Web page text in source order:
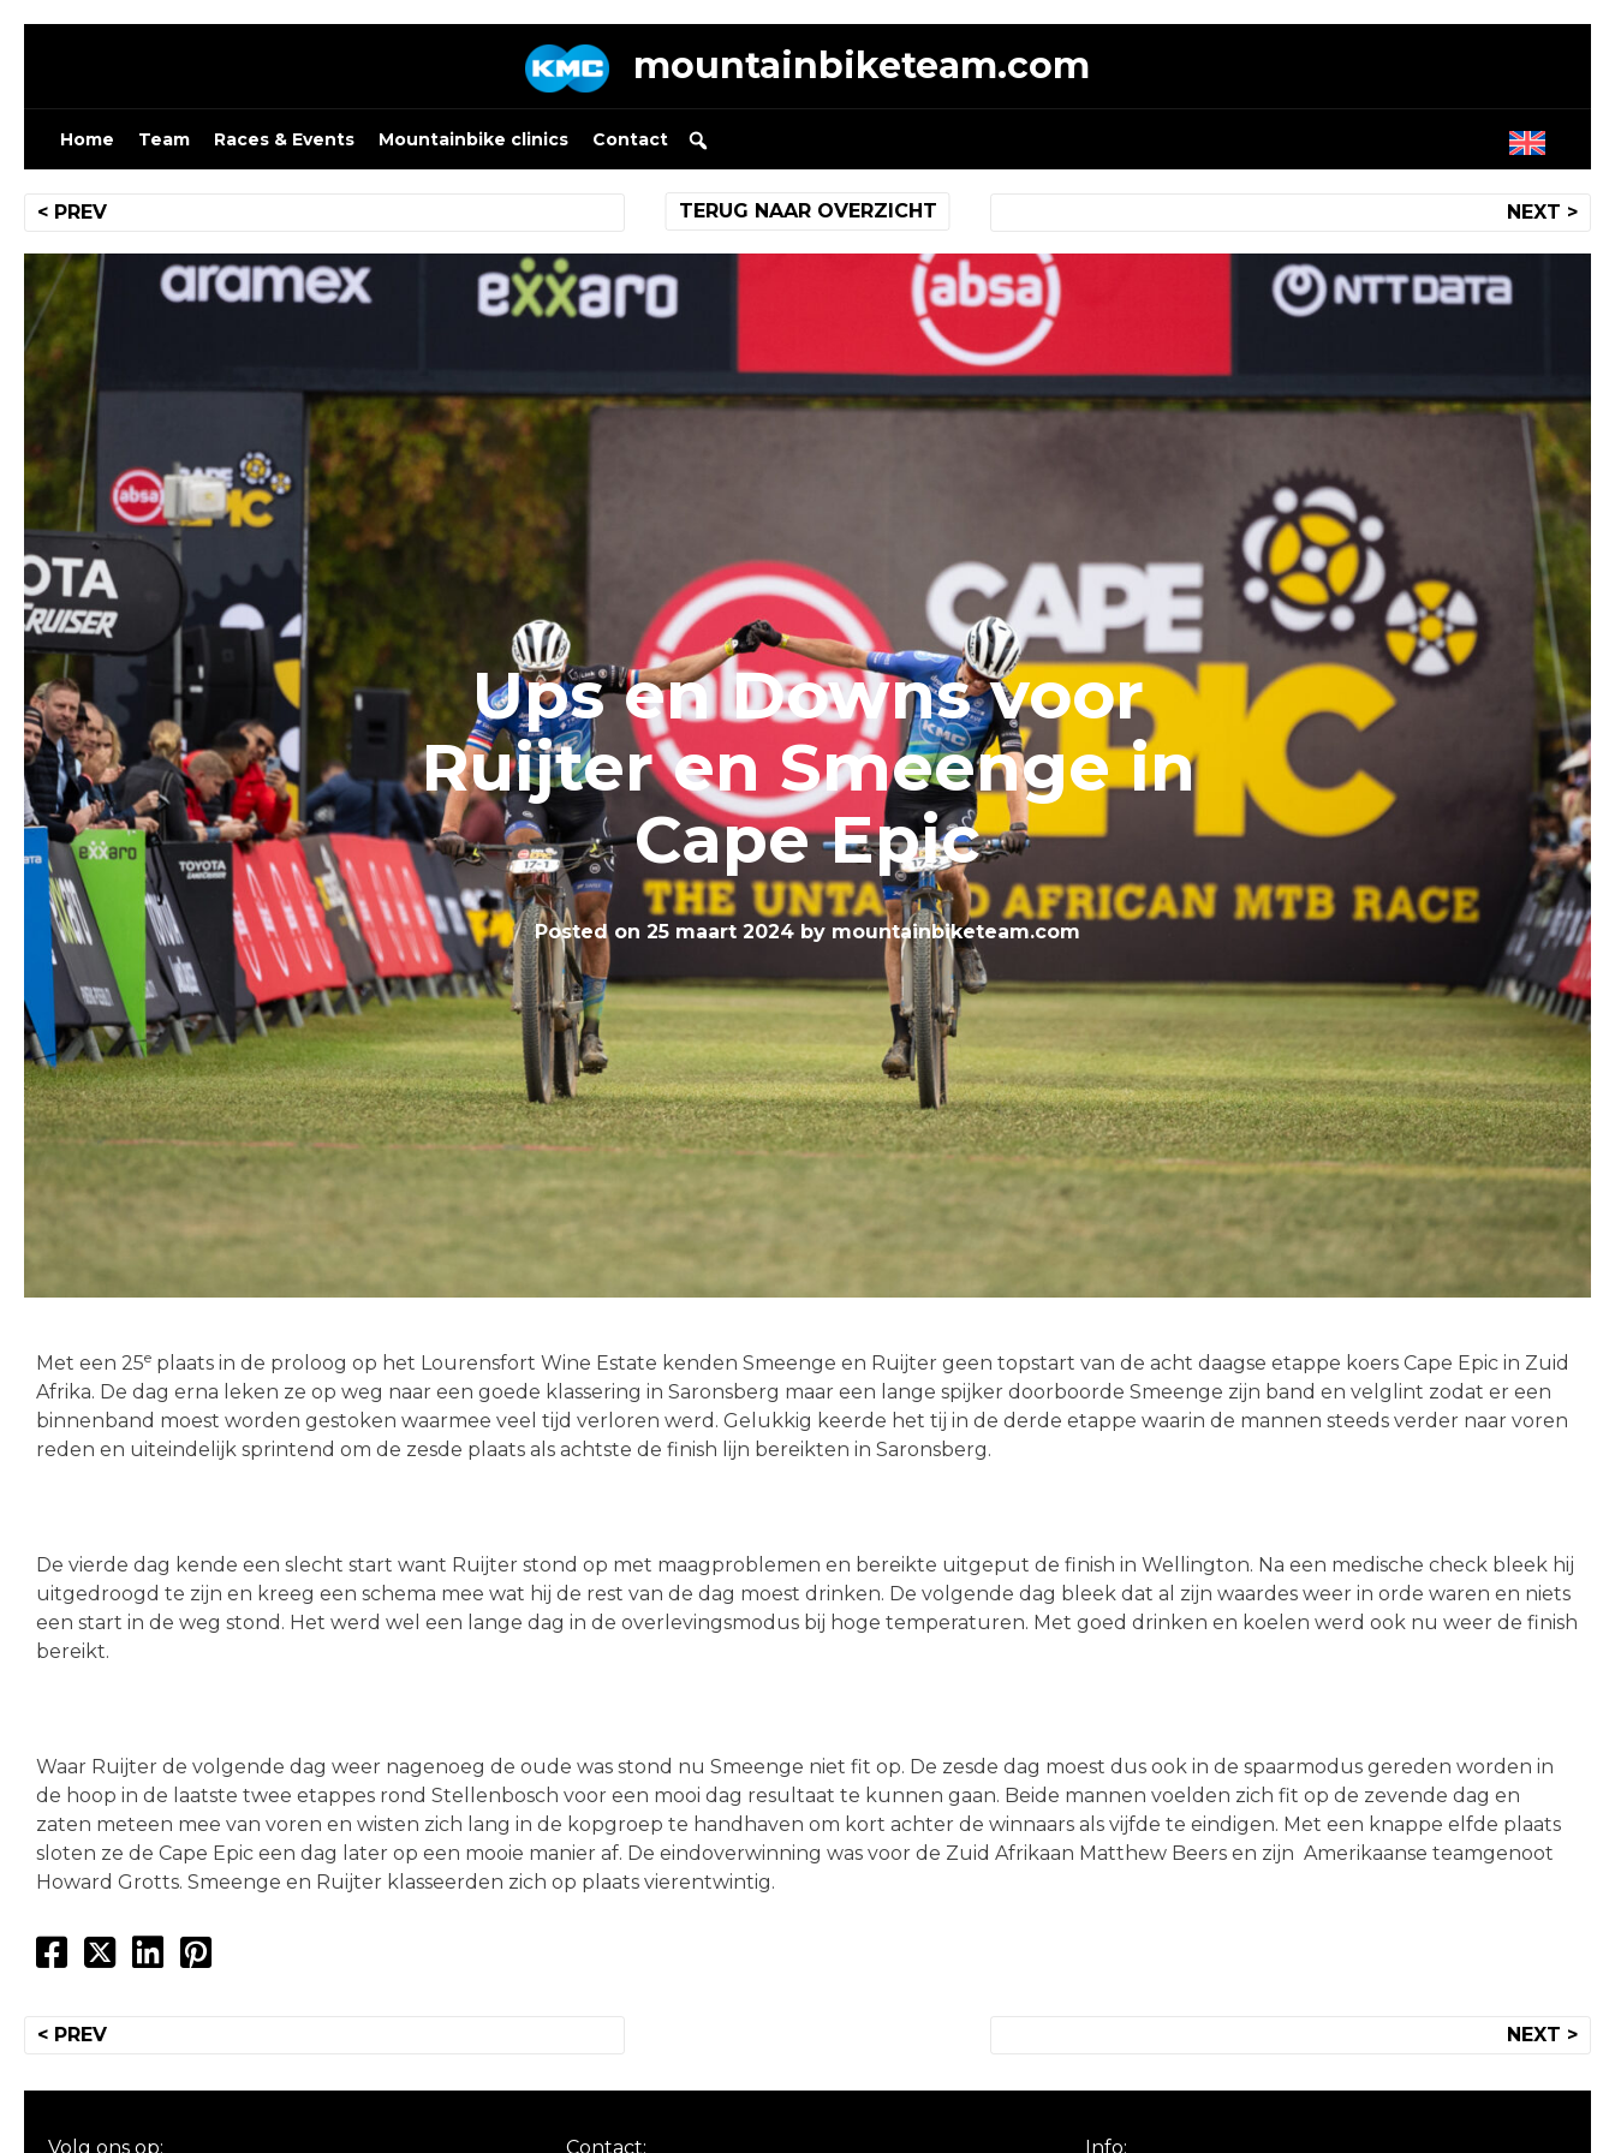
Skip
mountainbiketeam.com
Home Team Races & Events Mountainbike clinics Contact
Bericht
navigatie
< PREV NEXT >
TERUG NAAR OVERZICHT
Ups en Downs voor
Ruijter en Smeenge in
Cape Epic
Posted on 25 maart 2024 by mountainbiketeam.com
Met een 25e plaats in de proloog op het Lourensfort Wine Estate kenden Smeenge en Ruijter geen topstart van de acht daagse etappe koers Cape Epic in Zuid
Afrika. De dag erna leken ze op weg naar een goede klassering in Saronsberg maar een lange spijker doorboorde Smeenge zijn band en velglint zodat er een
binnenband moest worden gestoken waarmee veel tijd verloren werd. Gelukkig keerde het tij in de derde etappe waarin de mannen steeds verder naar voren
reden en uiteindelijk sprintend om de zesde plaats als achtste de finish lijn bereikten in Saronsberg.
De vierde dag kende een slecht start want Ruijter stond op met maagproblemen en bereikte uitgeput de finish in Wellington. Na een medische check bleek hij
uitgedroogd te zijn en kreeg een schema mee wat hij de rest van de dag moest drinken. De volgende dag bleek dat al zijn waardes weer in orde waren en niets
een start in de weg stond. Het werd wel een lange dag in de overlevingsmodus bij hoge temperaturen. Met goed drinken en koelen werd ook nu weer de finish
bereikt.
Waar Ruijter de volgende dag weer nagenoeg de oude was stond nu Smeenge niet fit op. De zesde dag moest dus ook in de spaarmodus gereden worden in
de hoop in de laatste twee etappes rond Stellenbosch voor een mooi dag resultaat te kunnen gaan. Beide mannen voelden zich fit op de zevende dag en
zaten meteen mee van voren en wisten zich lang in de kopgroep te handhaven om kort achter de winnaars als vijfde te eindigen. Met een knappe elfde plaats
sloten ze de Cape Epic een dag later op een mooie manier af. De eindoverwinning was voor de Zuid Afrikaan Matthew Beers en zijn Amerikaanse teamgenoot
Howard Grotts. Smeenge en Ruijter klasseerden zich op plaats vierentwintig.
Bericht
< PREV NEXT >
Volg ons op: Contact: Info: